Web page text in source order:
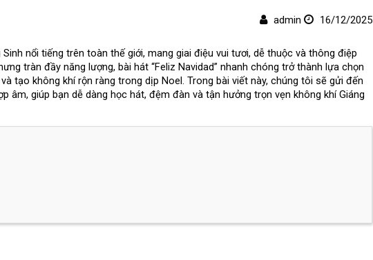
admin 16/12/2025
Sinh nổi tiếng trên toàn thế giới, mang giai điệu vui tươi, dễ thuộc và thông điệp
tràn đầy năng lượng, bài hát “Feliz Navidad” nhanh chóng trở thành lựa chọn
tạo không khí rộn ràng trong dịp Noel. Trong bài viết này, chúng tôi sẽ gửi đến
âm, giúp bạn dễ dàng học hát, đệm đàn và tận hưởng trọn vẹn không khí Giáng